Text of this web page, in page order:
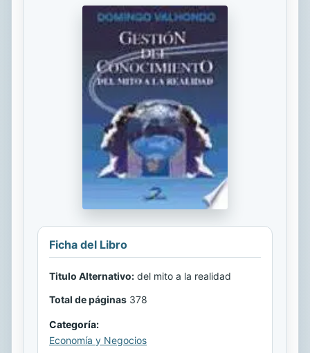
Ficha del Libro
Titulo Alternativo: del mito a la realidad
Total de páginas 378
Categoría:
Economía y Negocios